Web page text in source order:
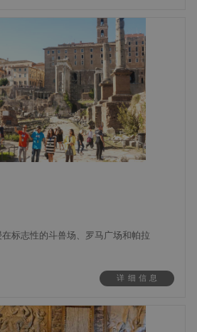
将步入角斗士们曾经走过的同一条
供角斗士使用，于2016年重新开
而沉浸的体验。
罗马广场是历史上最大的考古遗址
伟。
标志性的斗兽场、罗马广场和帕拉
详细信息